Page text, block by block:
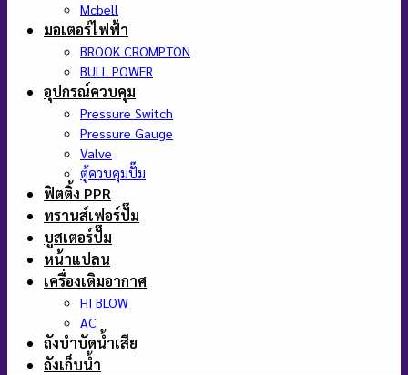
Mcbell
มอเตอร์ไฟฟ้า
BROOK CROMPTON
BULL POWER
อุปกรณ์ควบคุม
Pressure Switch
Pressure Gauge
Valve
ตู้ควบคุมปั๊ม
ฟิตติ้ง PPR
ทรานส์เฟอร์ปั๊ม
บูสเตอร์ปั๊ม
หน้าแปลน
เครื่องเติมอากาศ
HI BLOW
AC
ถังบำบัดน้ำเสีย
ถังเก็บน้ำ